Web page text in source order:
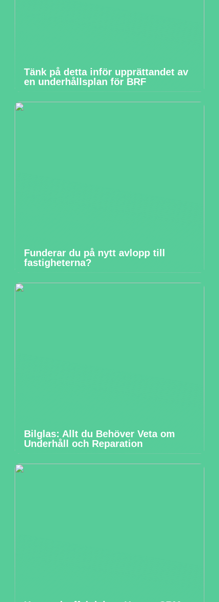
Tänk på detta inför upprättandet av
en underhållsplan för BRF
Funderar du på nytt avlopp till
fastigheterna?
Bilglas: Allt du Behöver Veta om
Underhåll och Reparation